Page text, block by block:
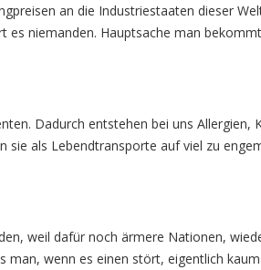
an die Industriestaaten dieser
es niemanden. Hauptsache man
Dadurch entstehen bei uns Allergien,
als Lebendtransporte auf viel zu
weil dafür noch ärmere Nationen,
wenn es einen stört, eigentlich